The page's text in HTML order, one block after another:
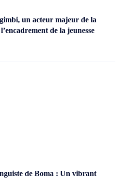
un acteur majeur de la
de la jeunesse
de Boma : Un vibrant